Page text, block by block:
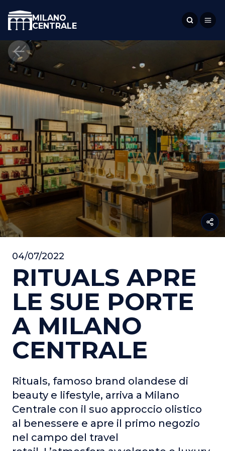
MILANO
CENTRALE
04/07/2022
RITUALS APRE
LE SUE PORTE
A MILANO
CENTRALE
Rituals, famoso brand olandese di
beauty e lifestyle, arriva a Milano
Centrale con il suo approccio olistico
al benessere e apre il primo negozio
nel campo del travel